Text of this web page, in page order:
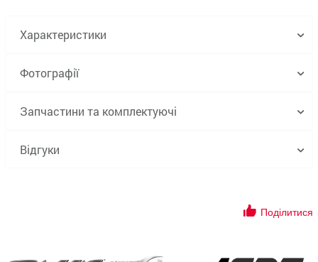
Характеристики
Фотографії
Запчастини та комплектуючі
Відгуки
Поділитися